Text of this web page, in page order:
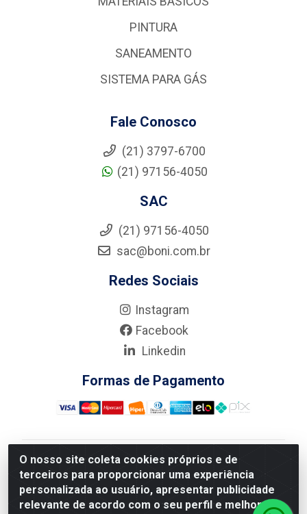
O nosso site coleta cookies próprios e de
terceiros para proporcionar uma experiência
personalizada ao usuário, apresentar publicidade
relevante de acordo com o seu perfil e melhorar a
PINTURA
SANEAMENTO
SISTEMA PARA GÁS
Fale Conosco
(21) 3797-6700
(21) 97156-4050
SAC
(21) 97156-4050
sac@boni.com.br
Redes Sociais
Instagram
Facebook
Linkedin
Formas de Pagamento
Nova Boni Distribuidora de Material de Construção LTDA
- Rua Alice Tibiriçá, 330 - Vila Da Penha, Rio de
Janeiro/RJ - CEP: 21.210-110 - CNPJ: 11.003.135/0001-
27